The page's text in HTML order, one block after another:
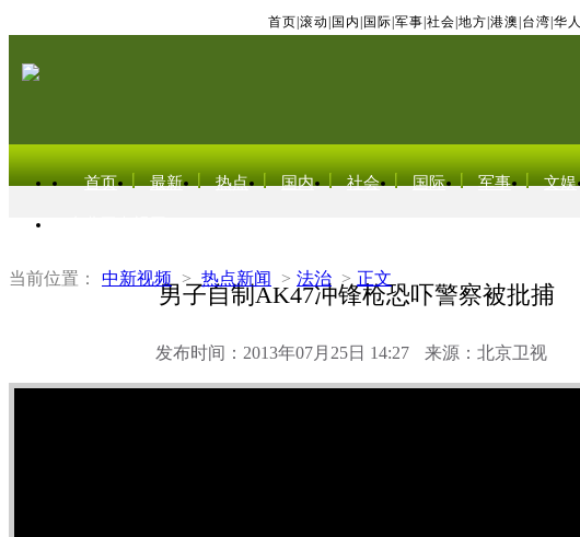
首页 滚动 国内 国际 军事 社会 地方 港澳 台湾 华人
首页 最新 热点 国内 社会 国际 军事 文娱
当前位置： 中新视频 > 热点新闻 > 法治 > 正文
男子自制AK47冲锋枪恐吓警察被批捕
发布时间：2013年07月25日 14:27 来源：北京卫视